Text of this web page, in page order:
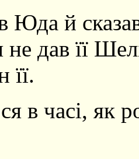
Юда й
дав її
її.
в часі, як